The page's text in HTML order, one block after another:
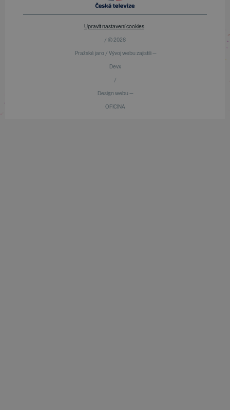
Upravit nastavení cookies
/ © 2026
Pražské jaro / Vývoj webu zajistili —
Devx
/
Design webu —
OFICINA